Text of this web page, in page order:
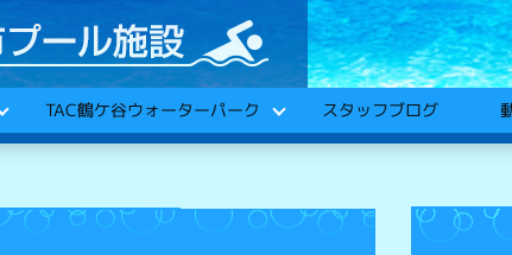
TAC鶴ケ谷ウォーターパーク スタッフブログ